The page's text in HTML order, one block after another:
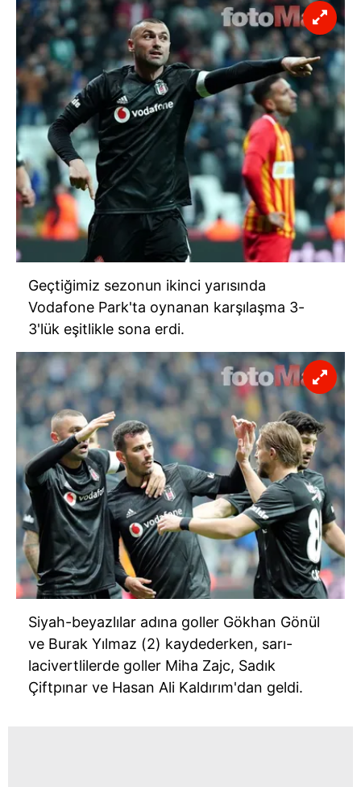
Geçtiğimiz sezonun ikinci yarısında
Vodafone Park'ta oynanan karşılaşma 3-
3'lük eşitlikle sona erdi.
Siyah-beyazlılar adına goller Gökhan Gönül
ve Burak Yılmaz (2) kaydederken, sarı-
lacivertlilerde goller Miha Zajc, Sadık
Çiftpınar ve Hasan Ali Kaldırım'dan geldi.